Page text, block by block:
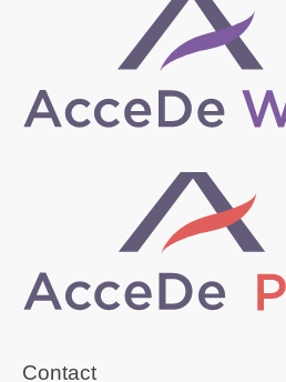
Contact